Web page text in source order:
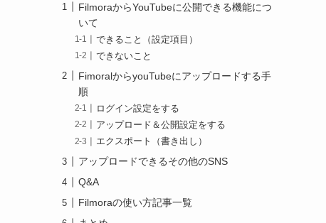
FilmoraからYouTubeに公開できる機能につ
いて
できること（設定項目）
できないこと
FimoralからyouTubeにアップロードする手
順
ログイン設定をする
アップロード＆公開設定をする
エクスポート（書き出し）
アップロードできるその他のSNS
Q&A
Filmoraの使い方記事一覧